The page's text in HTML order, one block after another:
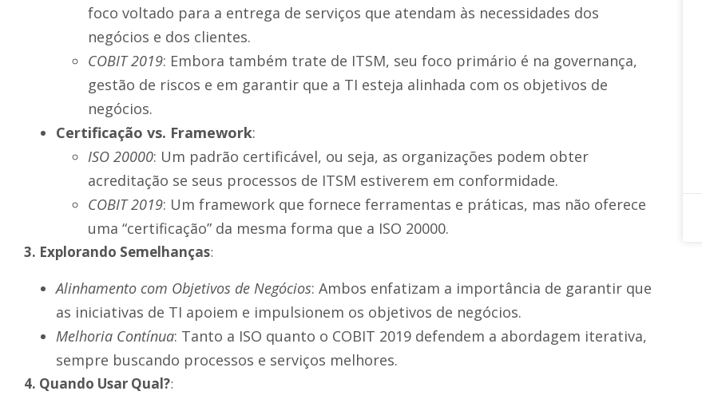
foco voltado para a entrega de serviços que atendam às necessidades dos
negócios e dos clientes.
COBIT 2019: Embora também trate de ITSM, seu foco primário é na governança,
gestão de riscos e em garantir que a TI esteja alinhada com os objetivos de
negócios.
Certificação vs. Framework:
ISO 20000: Um padrão certificável, ou seja, as organizações podem obter
acreditação se seus processos de ITSM estiverem em conformidade.
COBIT 2019: Um framework que fornece ferramentas e práticas, mas não oferece
uma “certificação” da mesma forma que a ISO 20000.
3. Explorando Semelhanças:
Alinhamento com Objetivos de Negócios: Ambos enfatizam a importância de garantir que
as iniciativas de TI apoiem e impulsionem os objetivos de negócios.
Melhoria Contínua: Tanto a ISO quanto o COBIT 2019 defendem a abordagem iterativa,
sempre buscando processos e serviços melhores.
4. Quando Usar Qual?: